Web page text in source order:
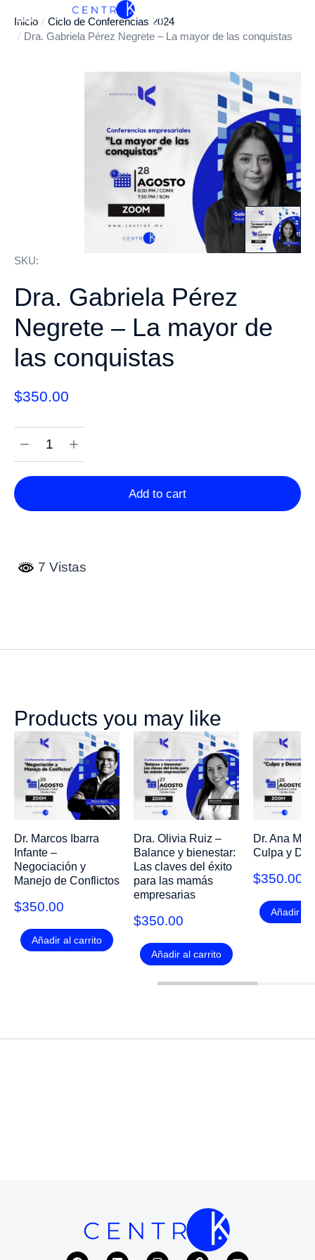
Estás aquí:
Inicio
Ciclo de Conferencias 2024
Dra. Gabriela Pérez Negrete – La mayor de las conquistas
SKU:
Dra. Gabriela Pérez
Negrete – La mayor de
las conquistas
$350.00
Add to cart
7 Vistas
Products you may like
Dr. Marcos Ibarra
Infante –
Negociación y
Manejo de Conflictos
$350.00
Añadir al carrito
Dra. Olivia Ruiz –
Balance y bienestar:
Las claves del éxito
para las mamás
empresarias
$350.00
Añadir al carrito
Dr. Ana
Culpa y
$350.00
Añadir al